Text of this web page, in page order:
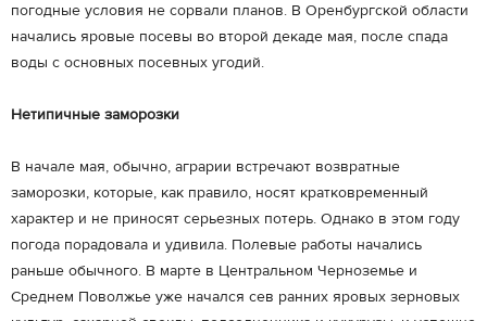
погодные условия не сорвали планов. В Оренбургской области
начались яровые посевы во второй декаде мая, после спада
воды с основных посевных угодий.
Нетипичные заморозки
В начале мая, обычно, аграрии встречают возвратные
заморозки, которые, как правило, носят кратковременный
характер и не приносят серьезных потерь. Однако в этом году
погода порадовала и удивила. Полевые работы начались
раньше обычного. В марте в Центральном Черноземье и
Среднем Поволжье уже начался сев ранних яровых зерновых